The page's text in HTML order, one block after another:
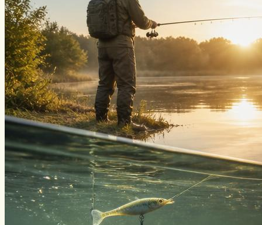
Нахлыст
Снаряжение
Эхолоты
Лодки и моторы
Узлы
Рецепты
Разное
Меню